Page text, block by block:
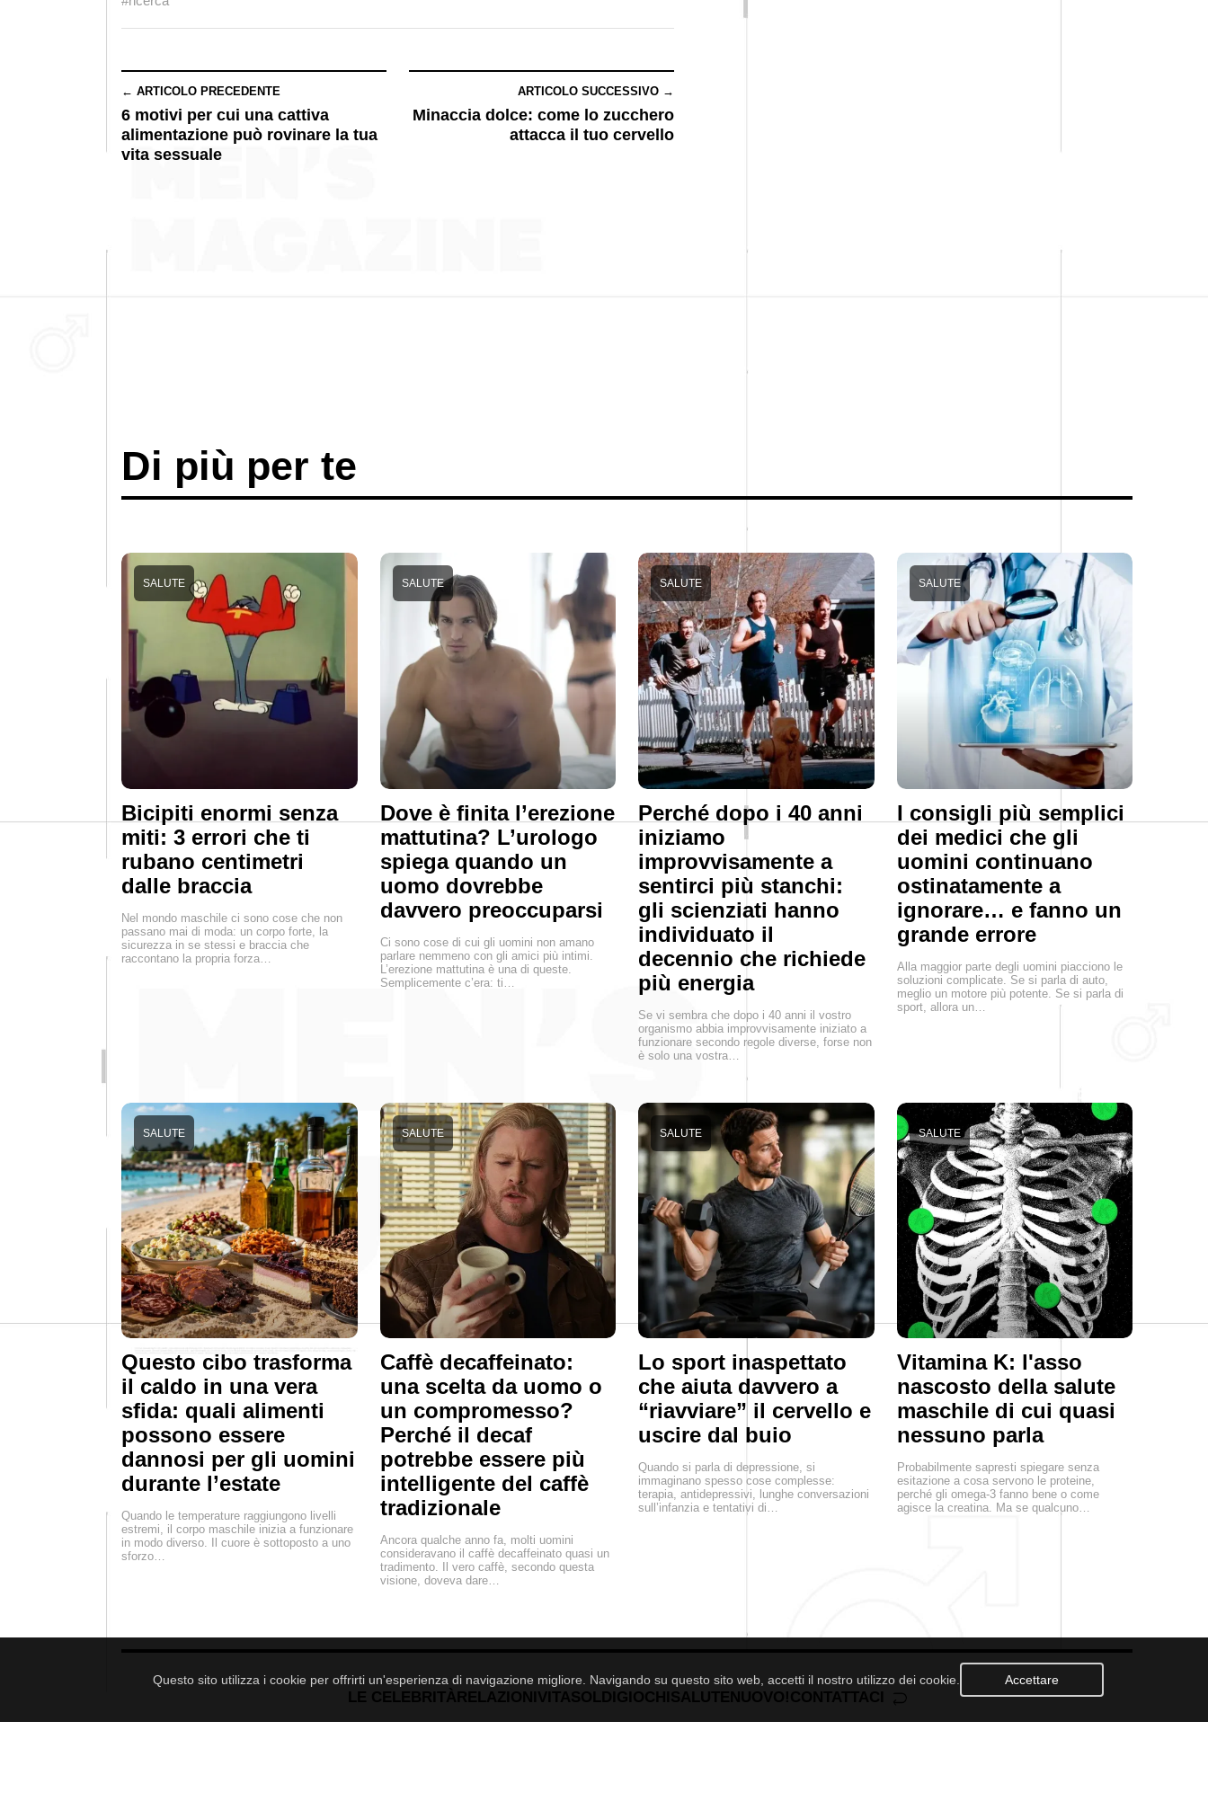
← ARTICOLO PRECEDENTE
6 motivi per cui una cattiva
alimentazione può rovinare la tua
vita sessuale
ARTICOLO SUCCESSIVO →
Minaccia dolce: come lo zucchero
attacca il tuo cervello
Di più per te
Bicipiti enormi senza
miti: 3 errori che ti
rubano centimetri
dalle braccia
SALUTE
Nel mondo maschile ci sono cose che non
passano mai di moda: un corpo forte, la
sicurezza in se stessi e braccia che
raccontano la propria forza…
Dove è finita l’erezione
mattutina? L’urologo
spiega quando un
uomo dovrebbe
davvero preoccuparsi
SALUTE
Ci sono cose di cui gli uomini non amano
parlare nemmeno con gli amici più intimi.
L’erezione mattutina è una di queste.
Semplicemente c’era: ti…
Perché dopo i 40 anni
iniziamo
improvvisamente a
sentirci più stanchi:
gli scienziati hanno
individuato il
decennio che richiede
più energia
SALUTE
Se vi sembra che dopo i 40 anni il vostro
organismo abbia improvvisamente iniziato a
funzionare secondo regole diverse, forse non
è solo una vostra…
I consigli più semplici
dei medici che gli
uomini continuano
ostinatamente a
ignorare… e fanno un
grande errore
SALUTE
Alla maggior parte degli uomini piacciono le
soluzioni complicate. Se si parla di auto,
meglio un motore più potente. Se si parla di
sport, allora un…
Questo cibo trasforma
il caldo in una vera
sfida: quali alimenti
possono essere
dannosi per gli uomini
durante l’estate
SALUTE
Quando le temperature raggiungono livelli
estremi, il corpo maschile inizia a funzionare
in modo diverso. Il cuore è sottoposto a uno
sforzo…
Caffè decaffeinato:
una scelta da uomo o
un compromesso?
Perché il decaf
potrebbe essere più
intelligente del caffè
tradizionale
SALUTE
Ancora qualche anno fa, molti uomini
consideravano il caffè decaffeinato quasi un
tradimento. Il vero caffè, secondo questa
visione, doveva dare…
Lo sport inaspettato
che aiuta davvero a
“riavviare” il cervello e
uscire dal buio
SALUTE
Quando si parla di depressione, si
immaginano spesso cose complesse:
terapia, antidepressivi, lunghe conversazioni
sull’infanzia e tentativi di…
Vitamina K: l'asso
nascosto della salute
maschile di cui quasi
nessuno parla
SALUTE
Probabilmente sapresti spiegare senza
esitazione a cosa servono le proteine,
perché gli omega-3 fanno bene o come
agisce la creatina. Ma se qualcuno…
LE CELEBRITÀRELAZIONIVITASOLDIGIOCHISALUTENUOVO!CONTATTACI
Questo sito utilizza i cookie per offrirti un'esperienza di navigazione migliore. Navigando su questo sito web, accetti il nostro utilizzo dei cookie. Accettare